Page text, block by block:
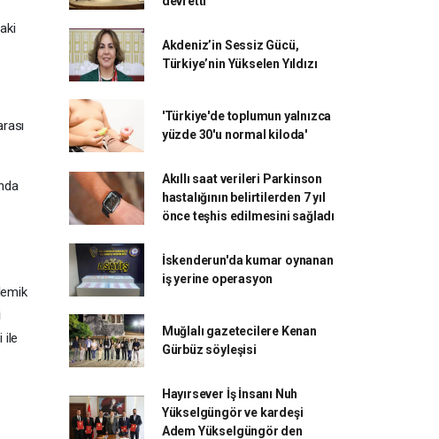
ile
Akdeniz’in Sessiz Gücü,
Türkiye’nin Yükselen Yıldızı
'Türkiye'de toplumun yalnızca
yüzde 30'u normal kiloda'
Akıllı saat verileri Parkinson
hastalığının belirtilerden 7 yıl
önce teşhis edilmesini sağladı
İskenderun'da kumar oynanan
iş yerine operasyon
Muğlalı gazetecilere Kenan
Gürbüz söyleşisi
Hayırsever İş İnsanı Nuh
Yükselgüngör ve kardeşi
Adem Yükselgüngör den